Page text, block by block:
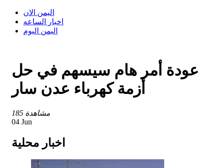
اليمن الان
اخبار الساعه
اليمن اليوم
عودة أمر هام سيسهم في حل
أزمة كهرباء عدن سار
185 مشاهدة
04 Jun
اخبار محلية